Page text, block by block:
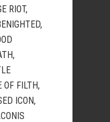
RIOT,
OF FILTH,
ICON,